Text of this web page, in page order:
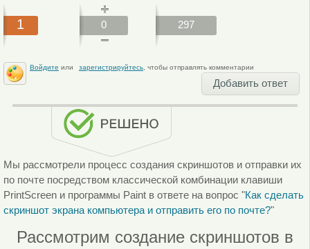
1 0 297
Войдите или зарегистрируйтесь, чтобы отправлять комментарии
Добавить ответ
Мы рассмотрели процесс создания скриншотов и отправки их
по почте посредством классической комбинации клавиши
PrintScreen и программы Paint в ответе на вопрос "Как сделать
скриншот экрана компьютера и отправить его по почте?"
Рассмотрим создание скриншотов в